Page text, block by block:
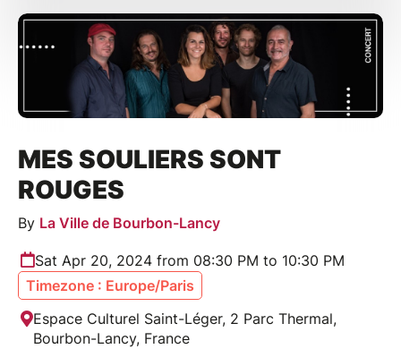
MES SOULIERS SONT
ROUGES
By La Ville de Bourbon-Lancy
Sat Apr 20, 2024 from 08:30 PM to 10:30 PM
Timezone : Europe/Paris
Espace Culturel Saint-Léger, 2 Parc Thermal,
Bourbon-Lancy, France